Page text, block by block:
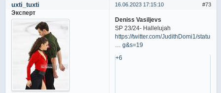
73
16.06.2023 17:15:10
uxti_tuxti
Эксперт
Deniss Vasiljevs
SP 23/24- Hallelujah
https://twitter.com/JudithDomi1/status/
… g&s=19
+6